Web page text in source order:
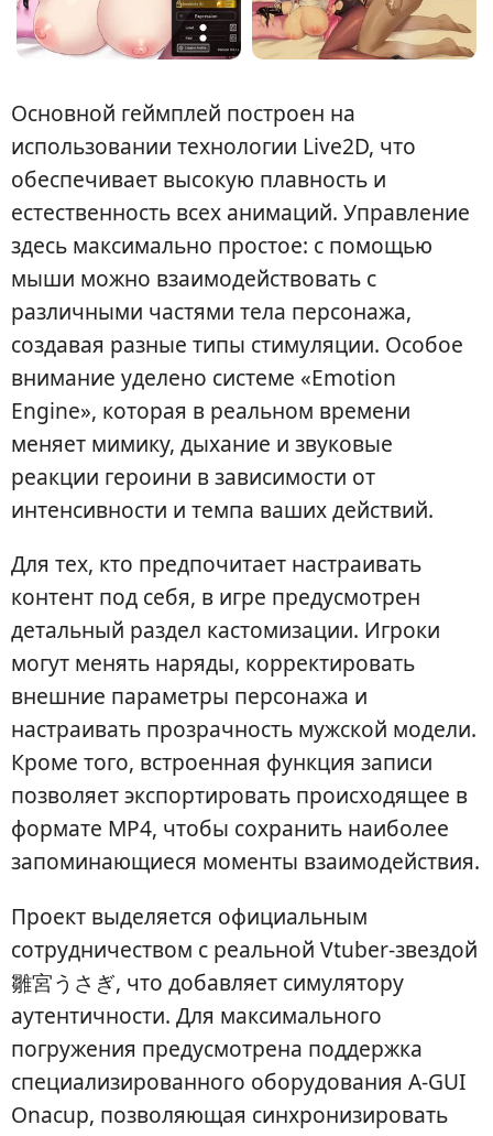
Основной геймплей построен на
использовании технологии Live2D, что
обеспечивает высокую плавность и
естественность всех анимаций. Управление
здесь максимально простое: с помощью
мыши можно взаимодействовать с
различными частями тела персонажа,
создавая разные типы стимуляции. Особое
внимание уделено системе «Emotion
Engine», которая в реальном времени
меняет мимику, дыхание и звуковые
реакции героини в зависимости от
интенсивности и темпа ваших действий.
Для тех, кто предпочитает настраивать
контент под себя, в игре предусмотрен
детальный раздел кастомизации. Игроки
могут менять наряды, корректировать
внешние параметры персонажа и
настраивать прозрачность мужской модели.
Кроме того, встроенная функция записи
позволяет экспортировать происходящее в
формате MP4, чтобы сохранить наиболее
запоминающиеся моменты взаимодействия.
Проект выделяется официальным
сотрудничеством с реальной Vtuber-звездой
雛宮うさぎ, что добавляет симулятору
аутентичности. Для максимального
погружения предусмотрена поддержка
специализированного оборудования A-GUI
Onacup, позволяющая синхронизировать